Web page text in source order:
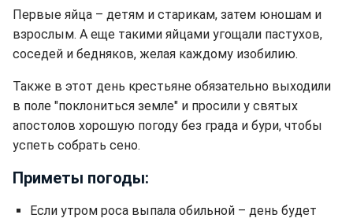
Первые яйца – детям и старикам, затем юношам и
взрослым. А еще такими яйцами угощали пастухов,
соседей и бедняков, желая каждому изобилию.
Также в этот день крестьяне обязательно выходили
в поле "поклониться земле" и просили у святых
апостолов хорошую погоду без града и бури, чтобы
успеть собрать сено.
Приметы погоды:
Если утром роса выпала обильной – день будет